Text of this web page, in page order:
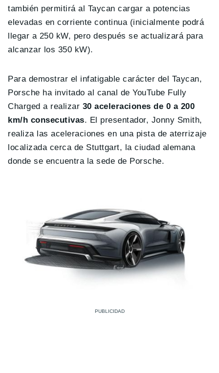
también permitirá al Taycan cargar a potencias
elevadas en corriente continua (inicialmente podrá
llegar a 250 kW, pero después se actualizará para
alcanzar los 350 kW).
Para demostrar el infatigable carácter del Taycan,
Porsche ha invitado al canal de YouTube Fully
Charged a realizar 30 aceleraciones de 0 a 200
km/h consecutivas. El presentador, Jonny Smith,
realiza las aceleraciones en una pista de aterrizaje
localizada cerca de Stuttgart, la ciudad alemana
donde se encuentra la sede de Porsche.